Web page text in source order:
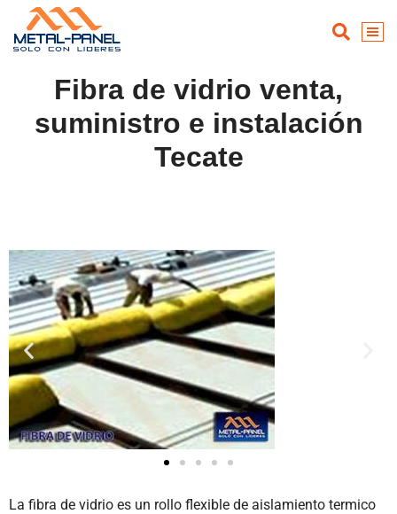
Fibra de vidrio venta,
suministro e instalación
Tecate
La fibra de vidrio es un rollo flexible de aislamiento termico